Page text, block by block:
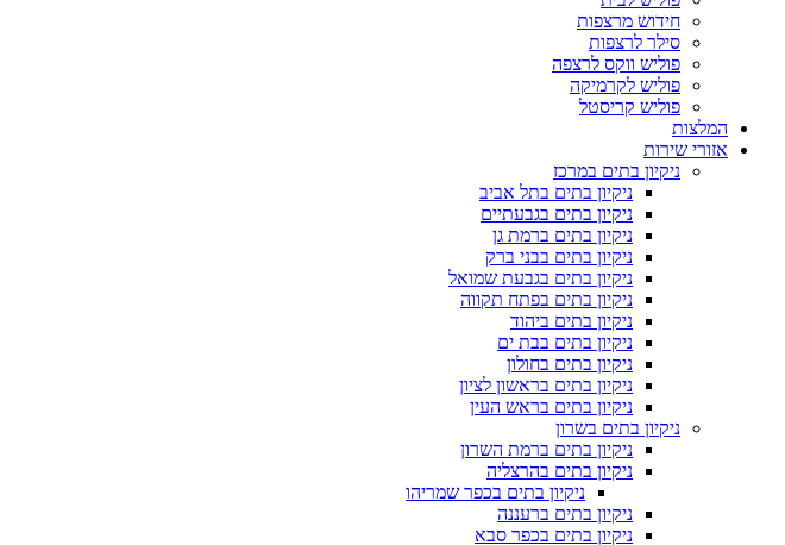
חידוש מרצפות
סילר לרצפות
פוליש ווקס לרצפה
פוליש לקרמיקה
פוליש קריסטל
המלצות
אזורי שירות
ניקיון בתים במרכז
ניקיון בתים בתל אביב
ניקיון בתים בגבעתיים
ניקיון בתים ברמת גן
ניקיון בתים בבני ברק
ניקיון בתים בגבעת שמואל
ניקיון בתים בפתח תקווה
ניקיון בתים ביהוד
ניקיון בתים בבת ים
ניקיון בתים בחולון
ניקיון בתים בראשון לציון
ניקיון בתים בראש העין
ניקיון בתים בשרון
ניקיון בתים ברמת השרון
ניקיון בתים בהרצליה
ניקיון בתים בכפר שמריהו
ניקיון בתים ברעננה
ניקיון בתים בכפר סבא